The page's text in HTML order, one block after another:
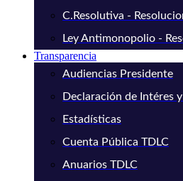
C.Resolutiva -
Ley Antimonopolio -
Transparencia
Audiencias Presidente
Declaración de Intéres
Estadísticas
Cuenta Pública TDLC
Anuarios TDLC